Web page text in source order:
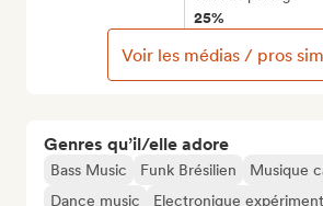
Genres qu’il/elle adore
Bass Music Funk Brésilien
Musique
Dance music
Electronique
25%
Voir les médias / pros